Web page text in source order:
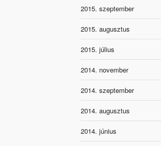
2015. szeptember
2015. augusztus
2015. július
2014. november
2014. szeptember
2014. augusztus
2014. június